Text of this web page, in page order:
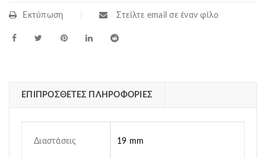
Εκτύπωση Στείλτε email σε έναν φίλο
ΕΠΙΠΡΌΣΘΕΤΕΣ ΠΛΗΡΟΦΟΡΊΕΣ
Διαστάσεις 19 mm